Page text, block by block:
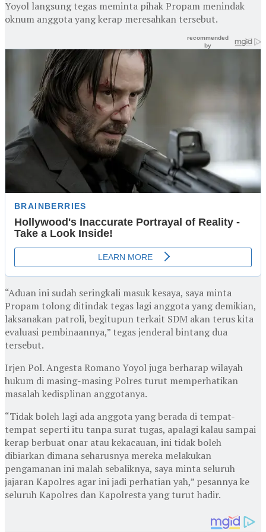
Yoyol langsung tegas meminta pihak Propam menindak
oknum anggota yang kerap meresahkan tersebut.
“Aduan ini sudah seringkali masuk kesaya, saya minta
Propam tolong ditindak tegas lagi anggota yang demikian,
laksanakan patroli, begitupun terkait SDM akan terus kita
evaluasi pembinaannya,” tegas jenderal bintang dua
tersebut.
Irjen Pol. Angesta Romano Yoyol juga berharap wilayah
hukum di masing-masing Polres turut memperhatikan
masalah kedisplinan anggotanya.
“Tidak boleh lagi ada anggota yang berada di tempat-
tempat seperti itu tanpa surat tugas, apalagi kalau sampai
kerap berbuat onar atau kekacauan, ini tidak boleh
dibiarkan dimana seharusnya mereka melakukan
pengamanan ini malah sebaliknya, saya minta seluruh
jajaran Kapolres agar ini jadi perhatian yah,” pesannya ke
seluruh Kapolres dan Kapolresta yang turut hadir.